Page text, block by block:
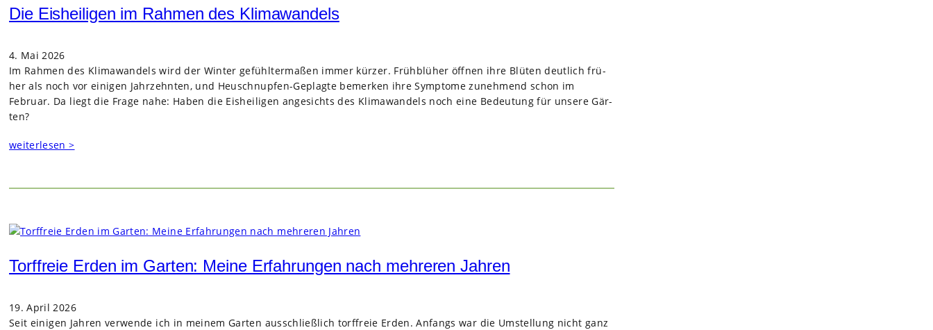
Die Eisheiligen im Rahmen des Klimawandels
4. Mai 2026
Im Rah­men des Kli­ma­wan­dels wird der Win­ter gefühl­ter­ma­ßen immer kür­zer. Früh­blü­her öff­nen ihre Blü­ten deut­lich frü­
her als noch vor eini­gen Jahr­zehn­ten, und Heu­schnup­fen-Geplagte bemer­ken ihre Sym­ptome zuneh­mend schon im
Februar. Da liegt die Frage nahe: Haben die Eis­hei­li­gen ange­sichts des Kli­ma­wan­dels noch eine Bedeu­tung für unsere Gär­
ten?
weiterlesen >
Torffreie Erden im Garten: Meine Erfahrungen nach mehreren Jahren
19. April 2026
Seit eini­gen Jah­ren ver­wende ich in mei­nem Gar­ten aus­schließ­lich torf­freie Erden. Anfangs war die Umstel­lung nicht ganz